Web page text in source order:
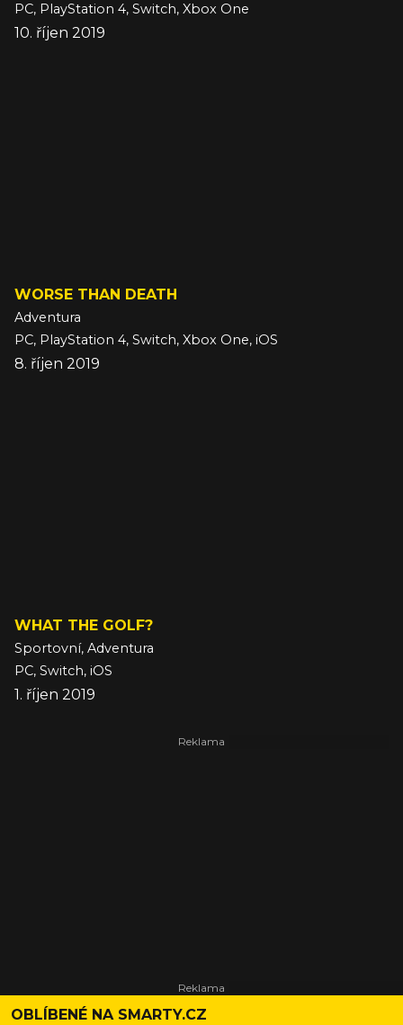
PC, PlayStation 4, Switch, Xbox One
10. říjen 2019
WORSE THAN DEATH
Adventura
PC, PlayStation 4, Switch, Xbox One, iOS
8. říjen 2019
WHAT THE GOLF?
Sportovní, Adventura
PC, Switch, iOS
1. říjen 2019
OBLÍBENÉ NA SMARTY.CZ